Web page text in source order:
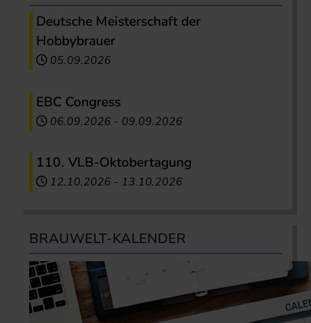
Deutsche Meisterschaft der
Hobbybrauer
05.09.2026
EBC Congress
06.09.2026 - 09.09.2026
110. VLB-Oktobertagung
12.10.2026 - 13.10.2026
BRAUWELT-KALENDER